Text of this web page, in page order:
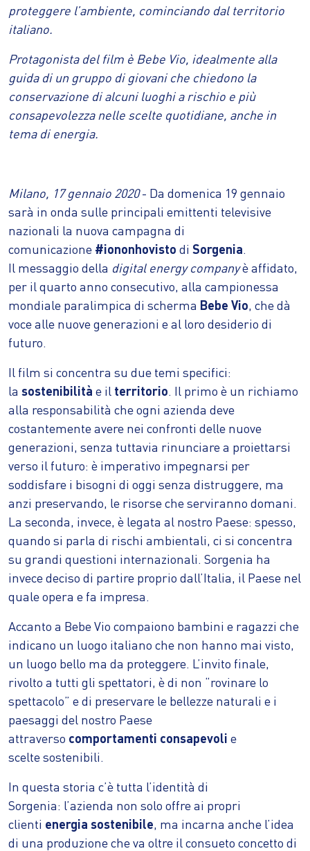
proteggere l’ambiente, cominciando dal territorio
italiano.
Protagonista del film è Bebe Vio, idealmente alla
guida di un gruppo di giovani che chiedono la
conservazione di alcuni luoghi a rischio e più
consapevolezza nelle scelte quotidiane, anche in
tema di energia.
Milano, 17 gennaio 2020- Da domenica 19 gennaio
sarà in onda sulle principali emittenti televisive
nazionali la nuova campagna di
comunicazione #iononhovisto di Sorgenia.
Il messaggio della digital energy companyè affidato,
per il quarto anno consecutivo, alla campionessa
mondiale paralimpica di scherma Bebe Vio, che dà
voce alle nuove generazioni e al loro desiderio di
futuro.
Il film si concentra su due temi specifici:
la sostenibilità e il territorio. Il primo è un richiamo
alla responsabilità che ogni azienda deve
costantemente avere nei confronti delle nuove
generazioni, senza tuttavia rinunciare a proiettarsi
verso il futuro: è imperativo impegnarsi per
soddisfare i bisogni di oggi senza distruggere, ma
anzi preservando, le risorse che serviranno domani.
La seconda, invece, è legata al nostro Paese: spesso,
quando si parla di rischi ambientali, ci si concentra
su grandi questioni internazionali. Sorgenia ha
invece deciso di partire proprio dall’Italia, il Paese nel
quale opera e fa impresa.
Accanto a Bebe Vio compaiono bambini e ragazzi che
indicano un luogo italiano che non hanno mai visto,
un luogo bello ma da proteggere. L’invito finale,
rivolto a tutti gli spettatori, è di non “rovinare lo
spettacolo” e di preservare le bellezze naturali e i
paesaggi del nostro Paese
attraverso comportamenti consapevoli e
scelte sostenibili.
In questa storia c’è tutta l’identità di
Sorgenia: l’azienda non solo offre ai propri
clienti energia sostenibile, ma incarna anche l’idea
di una produzione che va oltre il consueto concetto di